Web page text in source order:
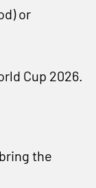
or
Cup 2026.
the